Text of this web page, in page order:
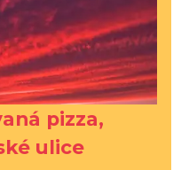
pizza,
ulice